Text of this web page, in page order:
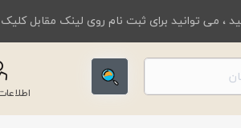
، می توانید برای ثبت نام روی لینک مقابل